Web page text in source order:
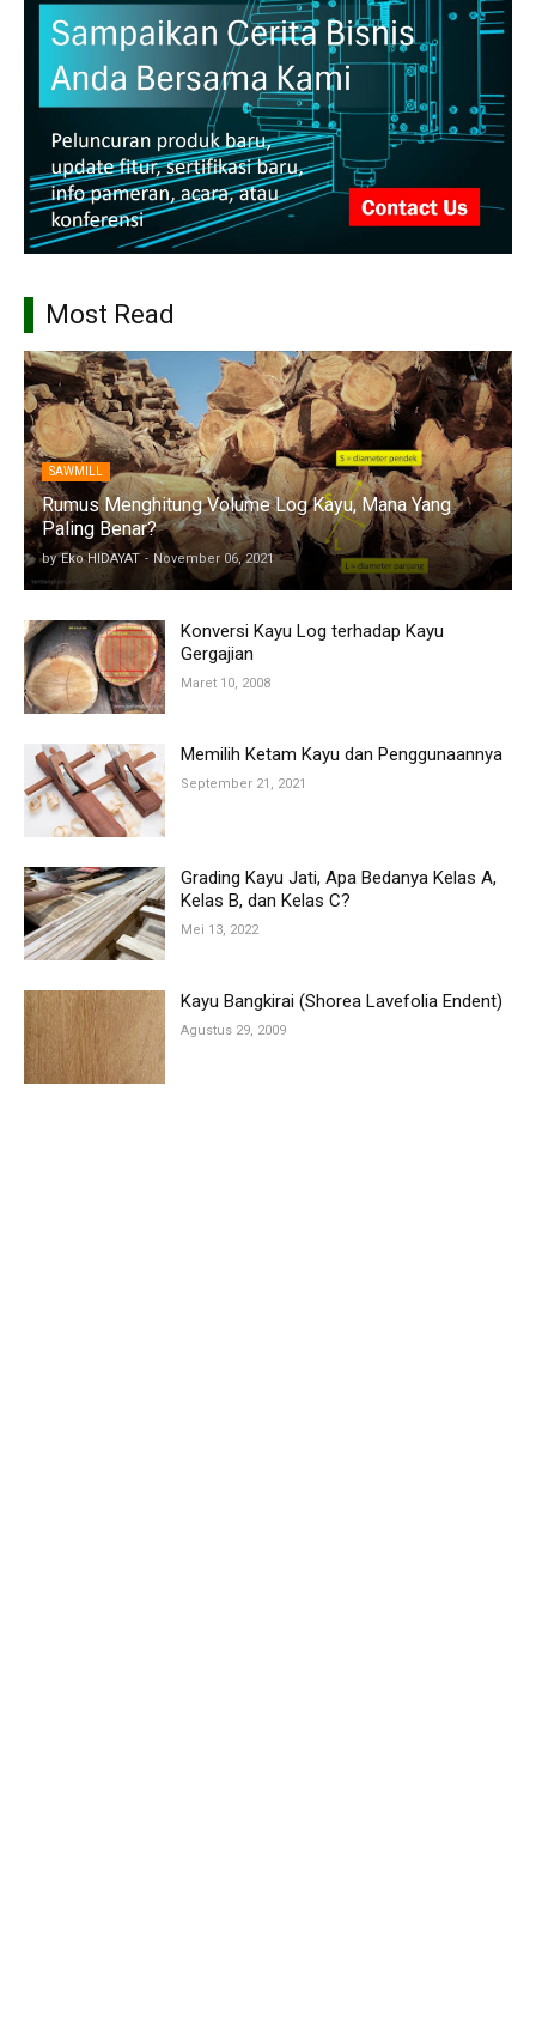
Most Read
SAWMILL
Rumus Menghitung Volume Log Kayu, Mana Yang
Paling Benar?
by Eko HIDAYAT - November 06, 2021
Konversi Kayu Log terhadap Kayu
Gergajian
Maret 10, 2008
Memilih Ketam Kayu dan Penggunaannya
September 21, 2021
Grading Kayu Jati, Apa Bedanya Kelas A,
Kelas B, dan Kelas C?
Mei 13, 2022
Kayu Bangkirai (Shorea Lavefolia Endent)
Agustus 29, 2009